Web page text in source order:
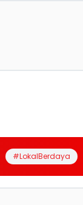
#LokalBerdaya